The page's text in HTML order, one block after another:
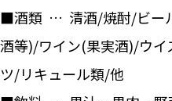
■酒類 … 清酒/焼酎/ビー
酒等)/ワイン(果実酒)/ウ
ツ/リキュール類/他